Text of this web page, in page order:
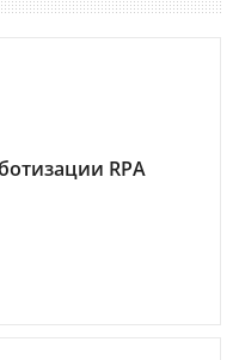
RPA